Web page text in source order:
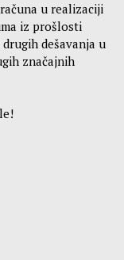
u realizaciji
iz prošlosti
dešavanja u
značajnih